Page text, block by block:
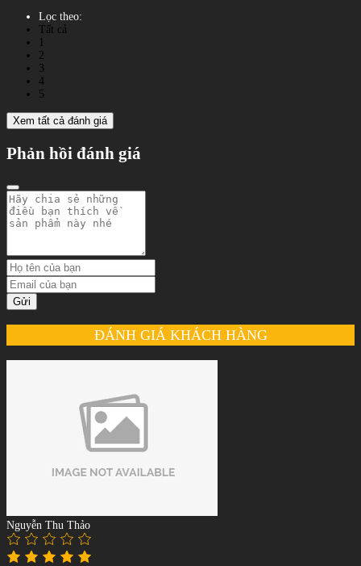
Lọc theo:
Tất cả
2
3
4
5
Xem tất cả đánh giá
Phản hồi đánh giá
Gửi
ĐÁNH GIÁ KHÁCH HÀNG
Nguyễn Thu Thảo